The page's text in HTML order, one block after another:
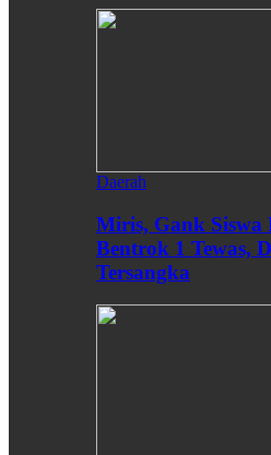
Daerah
Miris, Gank
Bentrok 1 Tewas,
Tersangka